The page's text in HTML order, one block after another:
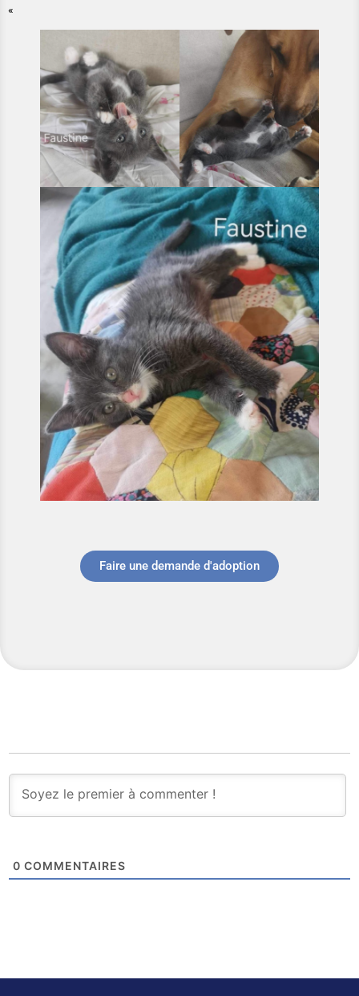
«
Faire une demande d'adoption
0 COMMENTAIRES